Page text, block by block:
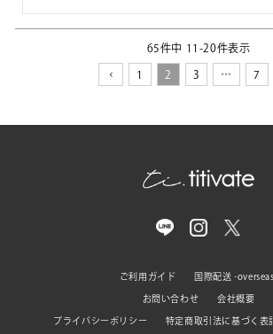
65件中 11 -20件表示
1 2 3 … 7
ご利用ガイド 国際配送 -
お問い合わせ 会社概要
プライバシーポリシー 特定商取引法に基づく表